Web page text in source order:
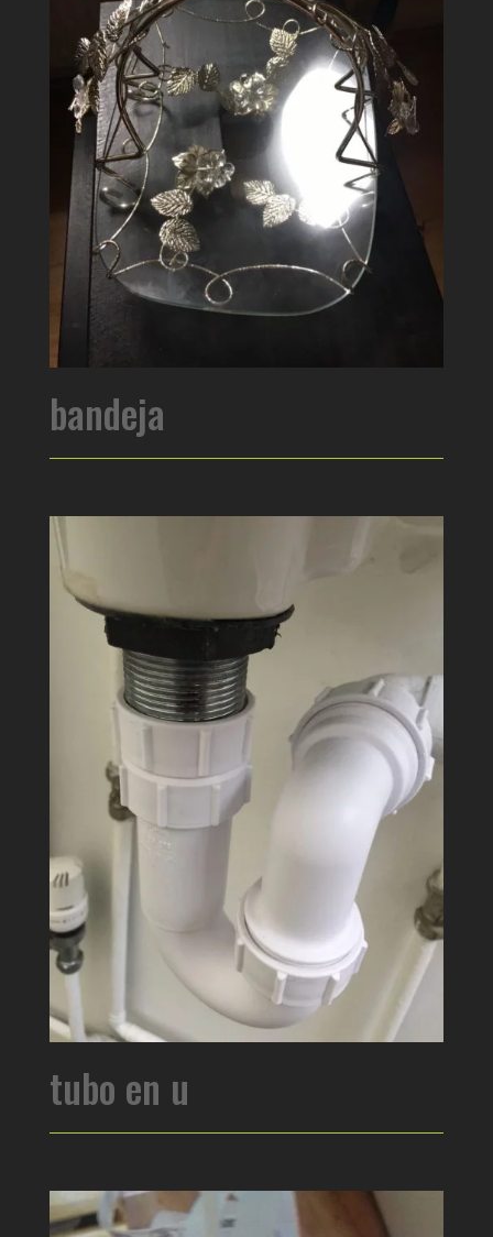
bandeja
tubo en u